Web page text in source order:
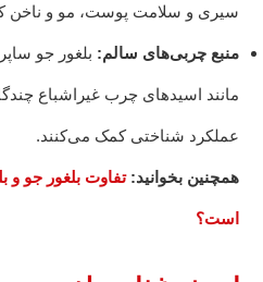
سیری و سلامت پوست، مو و ناخن
منبع چربی‌های سالم: بلغور جو
مانند اسیدهای چرب غیراشباع
عملکرد شناختی کمک می‌کنند.
همچنین بخوانید:تفاوت بلغور جو و
است؟